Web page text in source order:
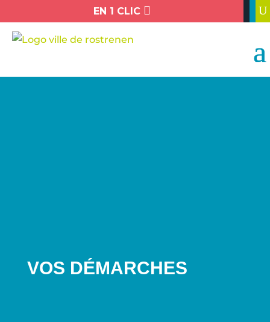
EN 1 CLIC  U
VOS DÉMARCHES